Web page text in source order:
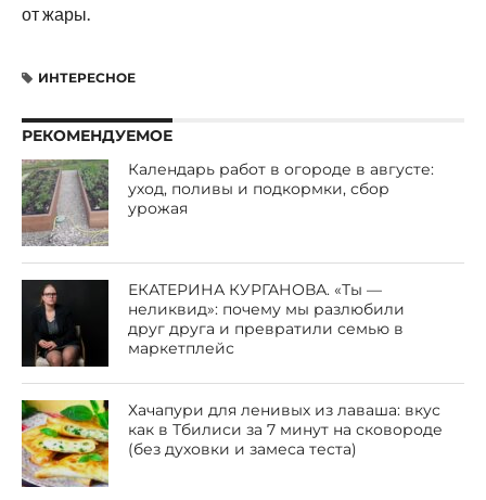
от жары.
ИНТЕРЕСНОЕ
РЕКОМЕНДУЕМОЕ
Календарь работ в огороде в августе:
уход, поливы и подкормки, сбор
урожая
ЕКАТЕРИНА КУРГАНОВА. «Ты —
неликвид»: почему мы разлюбили
друг друга и превратили семью в
маркетплейс
Хачапури для ленивых из лаваша: вкус
как в Тбилиси за 7 минут на сковороде
(без духовки и замеса теста)